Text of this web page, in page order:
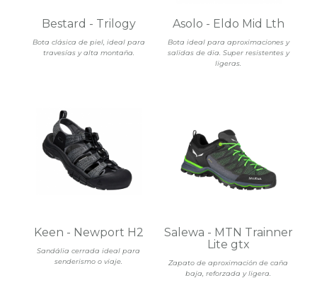
Bota clásica de piel, ideal para
travesías y alta montaña.
Bestard - Trilogy
Bota ideal para aproximaciones y
salidas de dia. Super resistentes y
ligeras.
Asolo - Eldo Mid Lth
Sandália cerrada ideal para
senderismo o viaje.
Keen - Newport H2
Zapato de aproximación de caña
baja, reforzada y ligera.
Salewa - MTN Trainner
Lite gtx